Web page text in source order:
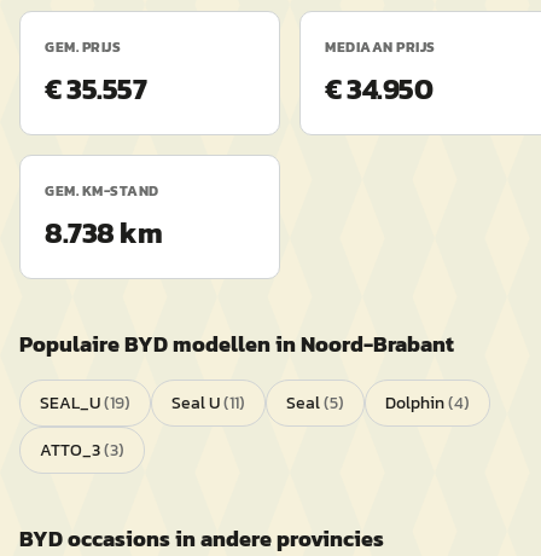
GEM. PRIJS
€ 35.557
MEDIAAN PRIJS
€ 34.950
GEM. KM-STAND
8.738 km
PopulaireBYDmodellen inNoord-Brabant
SEAL_U(19) Seal U(11) Seal(5) Dolphin(4)
ATTO_3(3)
BYDoccasions in andere provincies